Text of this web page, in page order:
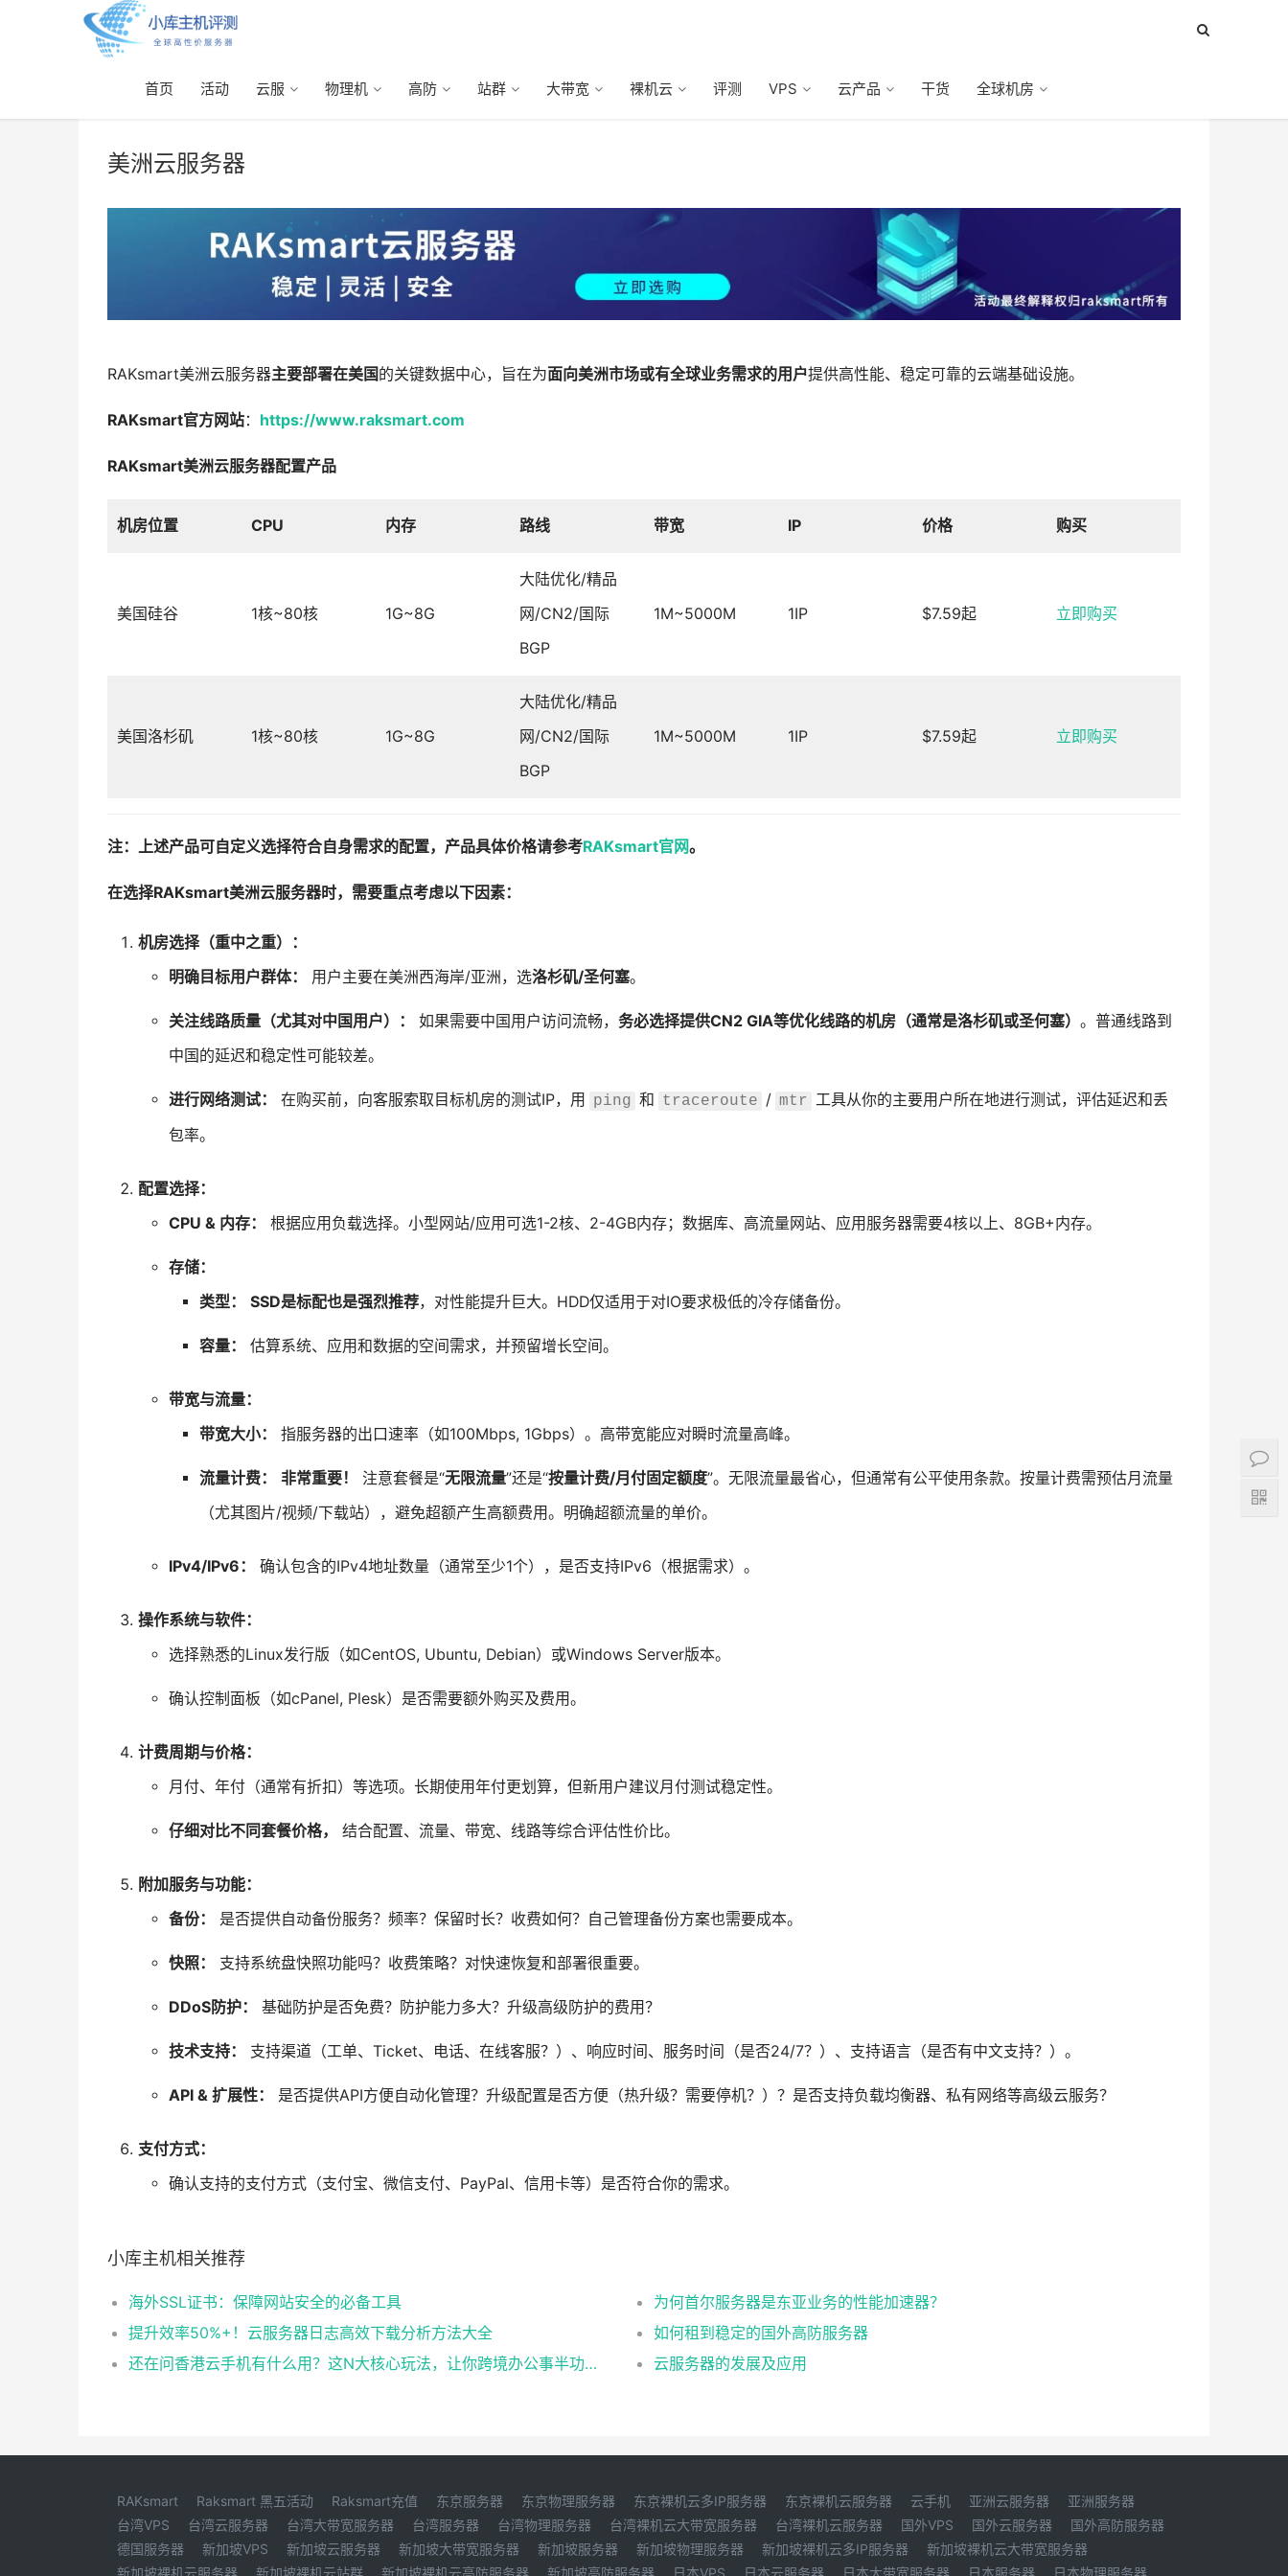
首页 活动 云服 物理机 高防 站群 大带宽 裸机云 评测 VPS 云产品 干货 全球机房
首页> 美洲云服务器
美洲云服务器
RAKsmart美洲云服务器主要部署在美国的关键数据中心，旨在为面向美洲市场或有全球业务需求的用户提供高性能、稳定可靠的云端基础设施。
RAKsmart官方网站： https://www.raksmart.com
RAKsmart美洲云服务器配置产品
机房位置 CPU 内存 路线 带宽 IP 价格 购买
美国硅谷 1核~80核 1G~8G
大陆优化/精品
网/CN2/国际
BGP
1M~5000M 1IP $7.59起 立即购买
美国洛杉矶 1核~80核 1G~8G
大陆优化/精品
网/CN2/国际
BGP
1M~5000M 1IP $7.59起 立即购买
注：上述产品可自定义选择符合自身需求的配置，产品具体价格请参考RAKsmart官网。
在选择RAKsmart美洲云服务器时，需要重点考虑以下因素：
机房选择（重中之重）：
明确目标用户群体：
用户主要在美洲西海岸/亚洲，选洛杉矶/圣何塞。
关注线路质量（尤其对中国用户）： 如果需要中国用户访问流畅， 务必选择提供CN2 GIA等优化线路的机房（通常是洛杉矶或圣何塞） 。普通线路到
中国的延迟和稳定性可能较差。
进行网络测试： 在购买前，向客服索取目标机房的测试IP，用 ping 和 traceroute / mtr
工具从你的主要用户所在地进行测试，评估延迟和丢
包率。
配置选择：
CPU & 内存：
根据应用负载选择。小型网站/应用可选1-2核、2-4GB内存；数据库、高流量网站、应用服务器需要4核以上、8GB+内存。
存储：
类型：
SSD是标配也是强烈推荐，对性能提升巨大。HDD仅适用于对IO要求极低的冷存储备份。
容量： 估算系统、应用和数据的空间需求，并预留增长空间。
带宽与流量：
带宽大小：
指服务器的出口速率（如100Mbps, 1Gbps）。高带宽能应对瞬时流量高峰。
流量计费： 非常重要！ 注意套餐是“无限流量”还是“按量计费/月付固定额度”。无限流量最省心，但通常有公平使用条款。按量计费需预估月流量
（尤其图片/视频/下载站），避免超额产生高额费用。明确超额流量的单价。
IPv4/IPv6： 确认包含的IPv4地址数量（通常至少1个），是否支持IPv6（根据需求）。
操作系统与软件：
选择熟悉的Linux发行版（如CentOS, Ubuntu, Debian）或Windows Server版本。
确认控制面板（如cPanel, Plesk）是否需要额外购买及费用。
计费周期与价格：
月付、年付（通常有折扣）等选项。长期使用年付更划算，但新用户建议月付测试稳定性。
仔细对比不同套餐价格， 结合配置、流量、带宽、线路等综合评估性价比。
附加服务与功能：
备份：
是否提供自动备份服务？频率？保留时长？收费如何？自己管理备份方案也需要成本。
快照： 支持系统盘快照功能吗？收费策略？对快速恢复和部署很重要。
DDoS防护： 基础防护是否免费？防护能力多大？升级高级防护的费用？
技术支持： 支持渠道（工单、Ticket、电话、在线客服？）、响应时间、服务时间（是否24/7？）、支持语言（是否有中文支持？）。
API & 扩展性： 是否提供API方便自动化管理？升级配置是否方便（热升级？需要停机？）？是否支持负载均衡器、私有网络等高级云服务？
支付方式：
确认支持的支付方式（支付宝、微信支付、PayPal、信用卡等）是否符合你的需求。
小库主机相关推荐
海外SSL证书：保障网站安全的必备工具
为何首尔服务器是东亚业务的性能加速器？
提升效率50%+！云服务器日志高效下载分析方法大全
如何租到稳定的国外高防服务器
还在问香港云手机有什么用？这N大核心玩法，让你跨境办公事半功倍！
云服务器的发展及应用
RAKsmart Raksmart 黑五活动 Raksmart充值 东京服务器 东京物理服务器 东京裸机云多IP服务器 东京裸机云服务器 云手机 亚洲云服务器
亚洲服务器
台湾VPS
台湾云服务器 台湾大带宽服务器 台湾服务器 台湾物理服务器 台湾裸机云大带宽服务器 台湾裸机云服务器 国外VPS 国外云服务器
国外高防服务器
德国服务器
新加坡VPS 新加坡云服务器 新加坡大带宽服务器 新加坡服务器 新加坡物理服务器 新加坡裸机云多IP服务器
新加坡裸机云大带宽服务器
新加坡裸机云服务器
新加坡裸机云站群 新加坡裸机云高防服务器 新加坡高防服务器 日本VPS 日本云服务器 日本大带宽服务器 日本服务器 日本物理服务器